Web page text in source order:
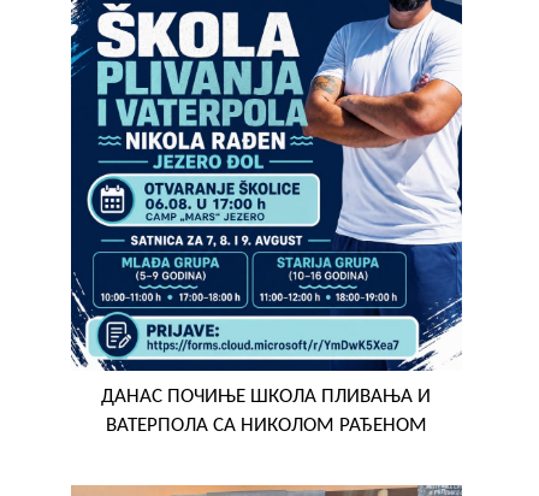
Пољопривреда
Туризам
Спорт
ЦИВИЛНА ЗАШТИТА
КОНТАКТ
ДАНАС ПОЧИЊЕ ШКОЛА ПЛИВАЊА И
ВАТЕРПОЛА СА НИКОЛОМ РАЂЕНОМ